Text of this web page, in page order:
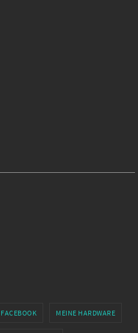
FACEBOOK MEINE HARDWARE